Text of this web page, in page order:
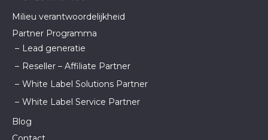
Milieu verantwoordelijkheid
Partner Programma
Lead generatie
Reseller – Affiliate Partner
White Label Solutions Partner
White Label Service Partner
Blog